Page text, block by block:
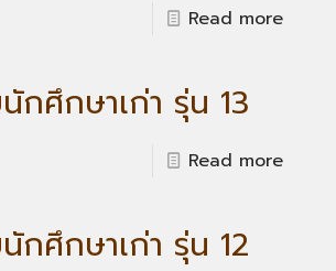
Read more
กศึกษาเก่า รุ่น 13
Read more
กศึกษาเก่า รุ่น 12